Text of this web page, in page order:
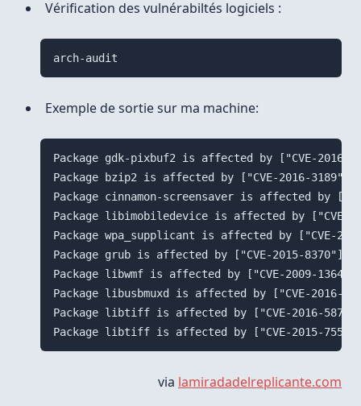
Vérification des vulnérabiltés logiciels :
arch-audit
Exemple de sortie sur ma machine:
Package gdk-pixbuf2 is affected by ["CVE-2016-
Package bzip2 is affected by ["CVE-2016-3189"].
Package cinnamon-screensaver is affected by
Package libimobiledevice is affected by ["CVE-
Package wpa_supplicant is affected by ["CVE-
Package grub is affected by ["CVE-2015-8370"].
Package libwmf is affected by ["CVE-2009-1364",
Package libusbmuxd is affected by ["CVE-2016-
Package libtiff is affected by ["CVE-2016-5875",
via lamiradadelreplicante.com